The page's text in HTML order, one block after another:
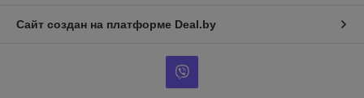
Сайт создан на платформе Deal.by